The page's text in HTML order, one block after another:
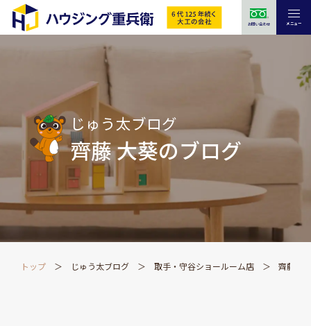
お問い合わせ メニュー
じゅう太ブログ
齊藤 大葵のブログ
トップ じゅう太ブログ 取手・守谷ショールーム店 齊藤